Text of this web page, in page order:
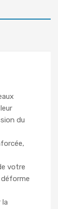
du
votre
la